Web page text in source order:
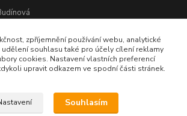
17:00hod, So 8:00-12:00hod)
zpříjemnění používání webu, analytické
udělení souhlasu také pro účely cílení reklamy
cookies. Nastavení vlastních preferencí
upravit odkazem ve spodní části stránek.
Souhlasím